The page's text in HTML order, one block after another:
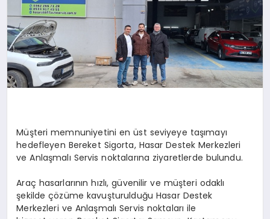
Müşteri memnuniyetini en üst seviyeye taşımayı
hedefleyen Bereket Sigorta, Hasar Destek Merkezleri
ve Anlaşmalı Servis noktalarına ziyaretlerde bulundu.
Araç hasarlarının hızlı, güvenilir ve müşteri odaklı
şekilde çözüme kavuşturulduğu Hasar Destek
Merkezleri ve Anlaşmalı Servis noktaları ile